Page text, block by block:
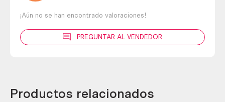
¡Aún no se han encontrado valoraciones!
PREGUNTAR AL VENDEDOR
Productos relacionados